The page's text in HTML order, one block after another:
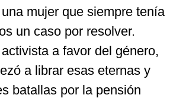
mujer que siempre tenía
un caso por resolver.
a favor del género,
a librar esas eternas y
batallas por la pensión